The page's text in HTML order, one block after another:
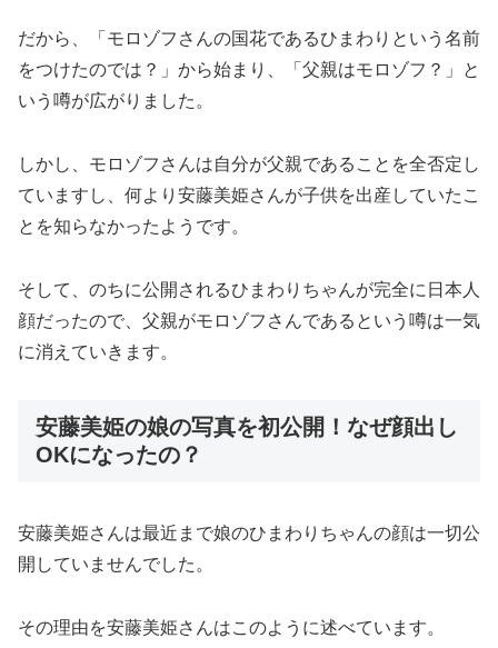
だから、「モロゾフさんの国花であるひまわりという名前
をつけたのでは？」から始まり、「父親はモロゾフ？」と
いう噂が広がりました。
しかし、モロゾフさんは自分が父親であることを全否定し
ていますし、何より安藤美姫さんが子供を出産していたこ
とを知らなかったようです。
そして、のちに公開されるひまわりちゃんが完全に日本人
顔だったので、父親がモロゾフさんであるという噂は一気
に消えていきます。
安藤美姫の娘の写真を初公開！なぜ顔出し
OKになったの？
安藤美姫さんは最近まで娘のひまわりちゃんの顔は一切公
開していませんでした。
その理由を安藤美姫さんはこのように述べています。